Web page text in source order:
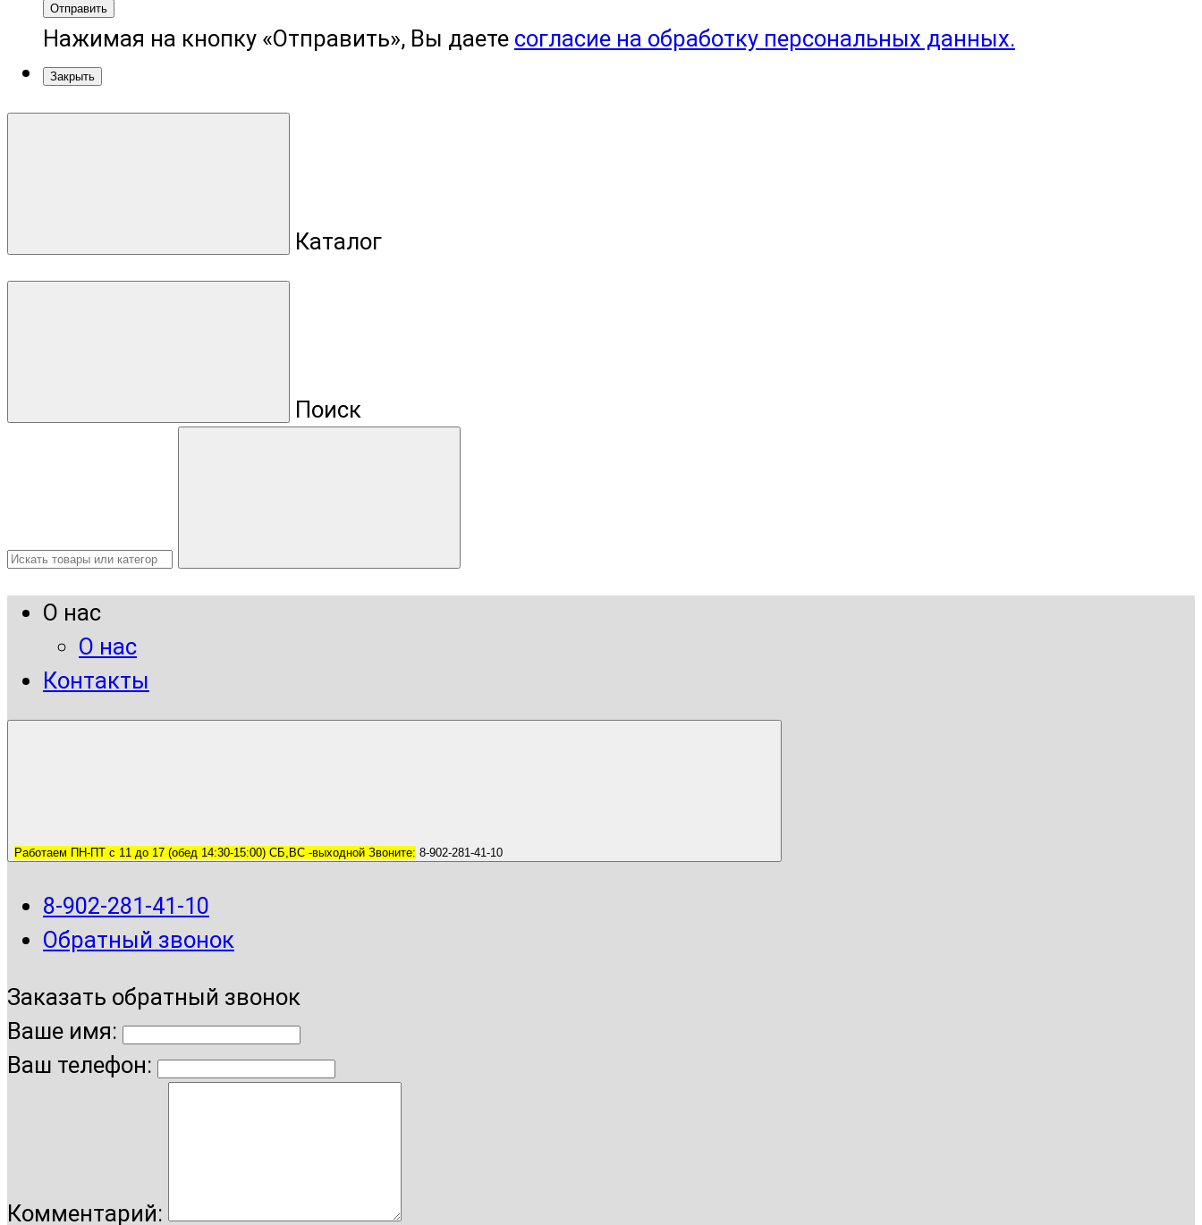
Отправить
Нажимая на кнопку «Отправить», Вы даете согласие на обработку персональных данных.
Закрыть
Каталог
Поиск
О нас
О нас
Контакты
Работаем ПН-ПТ с 11 до 17 (обед 14:30-15:00) СБ,ВС -выходной Звоните: 8-902-281-41-10
8-902-281-41-10
Обратный звонок
Заказать обратный звонок
Ваше имя:
Ваш телефон:
Комментарий: